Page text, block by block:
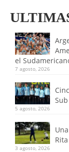
el
7 agosto, 2026
5 agosto, 2026
3 agosto, 2026